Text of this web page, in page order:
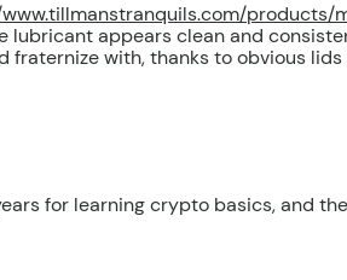
products/
lubricant appears clean and
fraternize with, thanks to obvious
for learning crypto basics, and